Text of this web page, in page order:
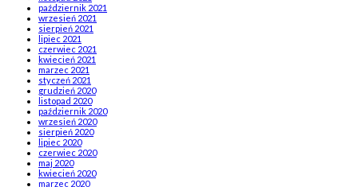
październik 2021
wrzesień 2021
sierpień 2021
lipiec 2021
czerwiec 2021
kwiecień 2021
marzec 2021
styczeń 2021
grudzień 2020
listopad 2020
październik 2020
wrzesień 2020
sierpień 2020
lipiec 2020
czerwiec 2020
maj 2020
kwiecień 2020
marzec 2020